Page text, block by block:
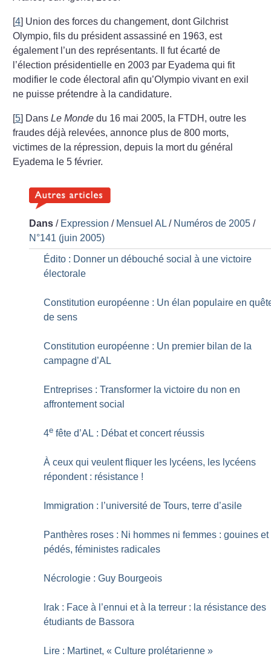
[4] Union des forces du changement, dont Gilchrist
Olympio, fils du président assassiné en 1963, est
également l’un des représentants. Il fut écarté de
l’élection présidentielle en 2003 par Eyadema qui fit
modifier le code électoral afin qu’Olympio vivant en exil
ne puisse prétendre à la candidature.
[5] DansLe Monde du 16 mai 2005, la FTDH, outre les
fraudes déjà relevées, annonce plus de 800 morts,
victimes de la répression, depuis la mort du général
Eyadema le 5 février.
Dans / Expression / Mensuel AL / Numéros de 2005 /
N°141 (juin 2005)
Édito : Donner un débouché social à une victoire
électorale
Constitution européenne : Un élan populaire en
de sens
Constitution européenne : Un premier bilan de la
campagne d’AL
Entreprises : Transformer la victoire du non en
affrontement social
4e fête d’AL : Débat et concert réussis
À ceux qui veulent fliquer les lycéens, les lycéens
répondent : résistance !
Immigration : l’université de Tours, terre d’asile
Panthères roses : Ni hommes ni femmes : gouines et
pédés, féministes radicales
Nécrologie : Guy Bourgeois
Irak : Face à l’ennui et à la terreur : la résistance des
étudiants de Bassora
Lire : Martinet, « Culture prolétarienne »